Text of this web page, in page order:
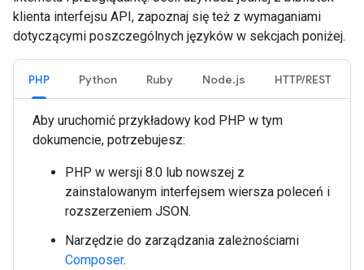
klienta interfejsu API, zapoznaj się też z wymaganiami
dotyczącymi poszczególnych języków w sekcjach poniżej.
PHP Python Ruby Node.js HTTP/REST
Aby uruchomić przykładowy kod PHP w tym
dokumencie, potrzebujesz:
PHP w wersji 8.0 lub nowszej z
zainstalowanym interfejsem wiersza poleceń i
rozszerzeniem JSON.
Narzędzie do zarządzania zależnościami
Composer.